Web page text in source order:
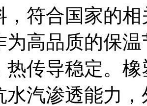
，符合国家的
为高品质的保
热传导稳定。
水汽渗透能力